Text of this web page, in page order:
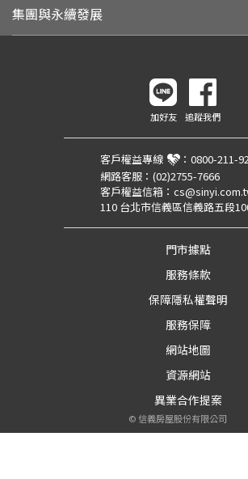
集團與永續發展
加好友 追蹤我們
客戶權益專線 ： 0800-211-
網路客服： (02)2755-7666
客戶權益信箱：
110 台北市信義區信義路五段
門市據點
服務條款
保障隱私權聲明
服務保障
網站地圖
資源網站
異業合作提案
©信義房屋股份有限公司